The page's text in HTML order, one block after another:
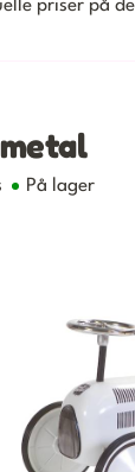
priser på
På lager